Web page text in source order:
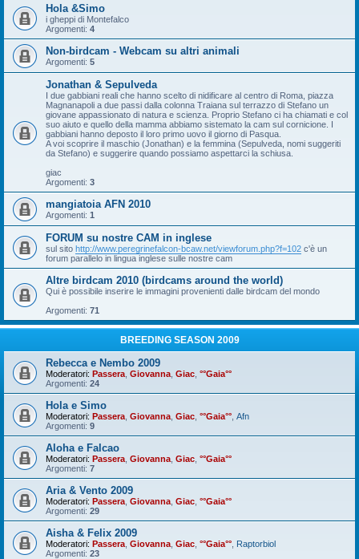
Hola &Simo
i gheppi di Montefalco
Argomenti: 4
Non-birdcam - Webcam su altri animali
Argomenti: 5
Jonathan & Sepulveda
I due gabbiani reali che hanno scelto di nidificare al centro di Roma, piazza
Magnanapoli a due passi dalla colonna Traiana sul terrazzo di Stefano un
giovane appassionato di natura e scienza. Proprio Stefano ci ha chiamati e col
suo aiuto e quello della mamma abbiamo sistemato la cam sul cornicione. I
gabbiani hanno deposto il loro primo uovo il giorno di Pasqua.
A voi scoprire il maschio (Jonathan) e la femmina (Sepulveda, nomi suggeriti
da Stefano) e suggerire quando possiamo aspettarci la schiusa.
giac
Argomenti: 3
mangiatoia AFN 2010
Argomenti: 1
FORUM su nostre CAM in inglese
sul sito http://www.peregrinefalcon-bcaw.net/viewforum.php?f=102 c'è un
forum parallelo in lingua inglese sulle nostre cam
Altre birdcam 2010 (birdcams around the world)
Qui è possibile inserire le immagini provenienti dalle birdcam del mondo
Argomenti: 71
BREEDING SEASON 2009
Rebecca e Nembo 2009
Moderatori: Passera Giovanna Giac °°Gaia°°
Argomenti: 24
Hola e Simo
Moderatori: Passera Giovanna Giac °°Gaia°° Afn
Argomenti: 9
Aloha e Falcao
Moderatori: Passera Giovanna Giac °°Gaia°°
Argomenti: 7
Aria & Vento 2009
Moderatori: Passera Giovanna Giac °°Gaia°°
Argomenti: 29
Aisha & Felix 2009
Moderatori: Passera Giovanna Giac °°Gaia°° Raptorbiol
Argomenti: 23